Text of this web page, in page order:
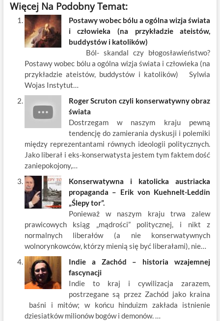
e
b
o
o
k
itt
er
ail er
es
t
k
o
p
k
e
dI
n
ar
e
Więcej Na Podobny Temat:
Postawy wobec bólu a ogólna wizja świata
i człowieka (na przykładzie ateistów,
buddystów i katolików)
Ból- skandal czy błogosławieństwo?
Postawy wobec bólu a ogólna wizja świata i człowieka (na
przykładzie ateistów, buddystów i katolików) Sylwia
Wojas Instytut…
Roger Scruton czyli konserwatywny obraz
świata
Dostrzegam w naszym kraju pewną
tendencję do zamierania dyskusji i polemiki
między reprezentantami równych ideologii politycznych.
Jako liberał i eks-konserwatysta jestem tym faktem dość
zaniepokojony,…
Konserwatywna i katolicka austriacka
propaganda – Erik von Kuehnelt-Leddin
„Ślepy tor”.
Ponieważ w naszym kraju trwa zalew
prawicowych ksiąg „mądrości” politycznej, i nikt z
normalnych liberałów (a nie konserwatywnych
wolnorynkowców, którzy mienią się być liberałami), nie…
Indie a Zachód – historia wzajemnej
fascynacji
Indie to kraj i cywilizacja zarazem,
postrzegane są przez Zachód jako kraina
baśni i mitów; w końcu hinduizm zakłada istnienie
dziesiatków milionów bogów i demonów. …